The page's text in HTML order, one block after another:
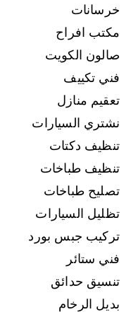
خرسانات
مكتب افراح
صالون الكويت
فني تكييف
تعقيم منازل
نشتري السيارات
تنظيف دكتات
تنظيف طباخات
تصليح طباخات
تظليل السيارات
تركيب جبس بورد
فني ستائر
تنسيق حدائق
بديل الرخام